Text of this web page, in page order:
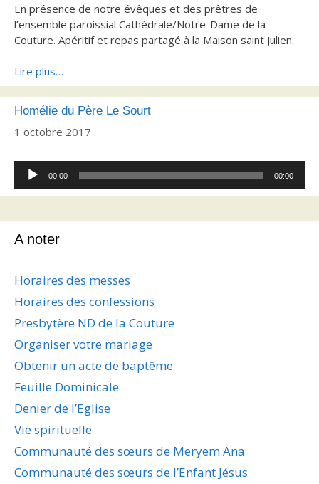
En présence de notre évêques et des prêtres de
l’ensemble paroissial Cathédrale/Notre-Dame de la
Couture. Apéritif et repas partagé à la Maison saint Julien.
Lire plus…
Homélie du Père Le Sourt
1 octobre 2017
Lecteur
audio
00:00 00:00
A noter
Horaires des messes
Horaires des confessions
Presbytère ND de la Couture
Organiser votre mariage
Obtenir un acte de baptême
Feuille Dominicale
Denier de l’Eglise
Vie spirituelle
Communauté des sœurs de Meryem Ana
Communauté des sœurs de l’Enfant Jésus